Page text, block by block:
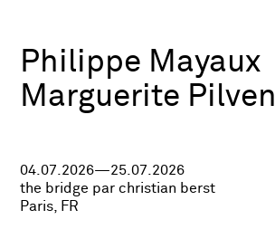
Philippe Mayaux
Marguerite Pilven
04.07.2026—25.07.2026
the bridge par christian berst
Paris, FR